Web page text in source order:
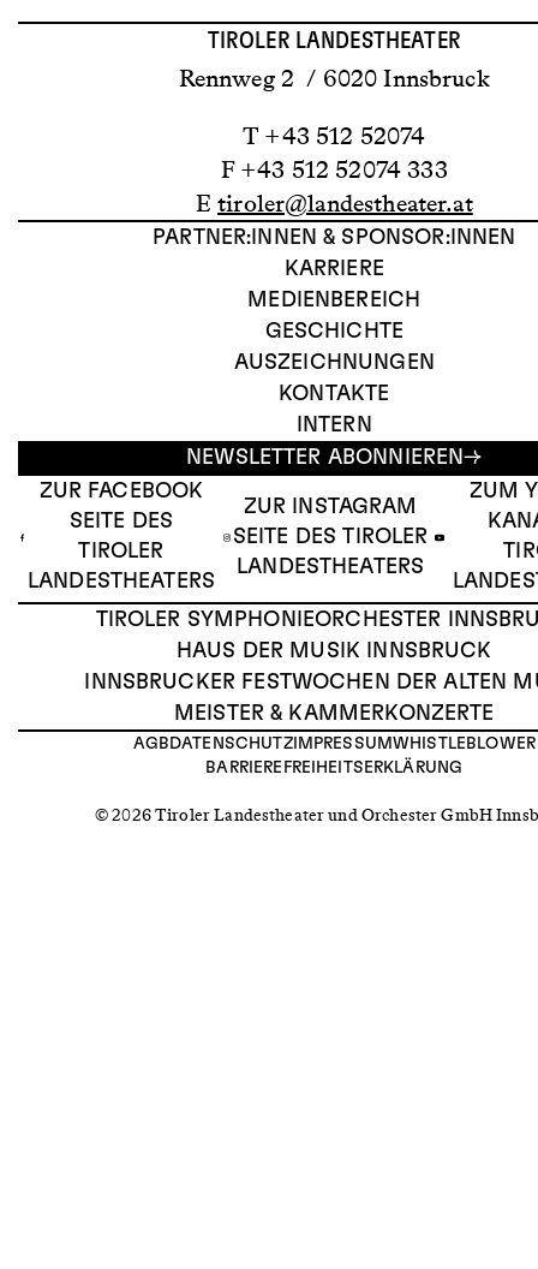
TIROLER LANDESTHEATER
Rennweg 2 / 6020 Innsbruck
T +43 512 52074
F +43 512 52074 333
Etiroler@landestheater.at
PARTNER:INNEN & SPONSOR:INNEN
KARRIERE
MEDIENBEREICH
GESCHICHTE
AUSZEICHNUNGEN
KONTAKTE
INTERN
NEWSLETTER ABONNIEREN
ZUR FACEBOOK
SEITE DES
TIROLER
LANDESTHEATERS
ZUR INSTAGRAM
SEITE DES TIROLER
LANDESTHEATERS
ZUM
TIROLER SYMPHONIEORCHESTER
HAUS DER MUSIK INNSBRUCK
INNSBRUCKER FESTWOCHEN DER ALTEN
MEISTER & KAMMERKONZERTE
AGB DATENSCHUTZIMPRESSUMWHISTLEBLOWER
BARRIEREFREIHEITSERKLÄRUNG
© 2026 Tiroler Landestheater und Orchester GmbH